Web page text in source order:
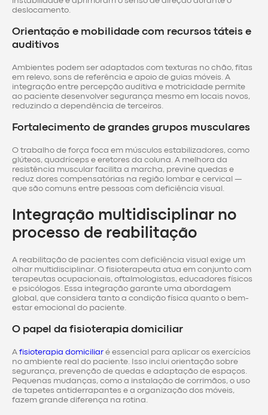
deslocamento.
Orientação e mobilidade com recursos táteis e
auditivos
Ambientes podem ser adaptados com texturas no chão, fitas
em relevo, sons de referência e apoio de guias móveis. A
integração entre percepção auditiva e motricidade permite
ao paciente desenvolver segurança mesmo em locais novos,
reduzindo a dependência de terceiros.
Fortalecimento de grandes grupos musculares
O trabalho de força foca em músculos estabilizadores, como
glúteos, quadríceps e eretores da coluna. A melhora da
resistência muscular facilita a marcha, previne quedas e
reduz dores compensatórias na região lombar e cervical —
que são comuns entre pessoas com deficiência visual.
Integração multidisciplinar no
processo de reabilitação
A reabilitação de pacientes com deficiência visual exige um
olhar multidisciplinar. O fisioterapeuta atua em conjunto com
terapeutas ocupacionais, oftalmologistas, educadores físicos
e psicólogos. Essa integração garante uma abordagem
global, que considera tanto a condição física quanto o bem-
estar emocional do paciente.
O papel da fisioterapia domiciliar
A fisioterapia domiciliar é essencial para aplicar os exercícios
no ambiente real do paciente. Isso inclui orientação sobre
segurança, prevenção de quedas e adaptação de espaços.
Pequenas mudanças, como a instalação de corrimãos, o uso
de tapetes antiderrapantes e a organização dos móveis,
fazem grande diferença na rotina.